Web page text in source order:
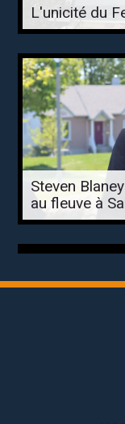
L'unicité du
Steven
au fleuve à